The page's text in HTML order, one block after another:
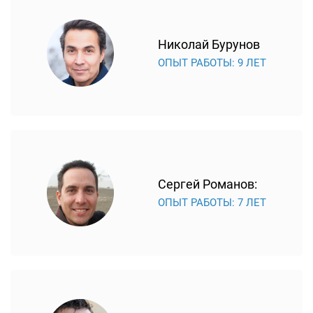
электричества, и от его работы зависит качество
изображения. Модуль питания ломается из-за
перепадов напряжения в сети. Понять, что делать с
модулем питания – чинить или производить замену,
восстанавливается.
Если телевизор работает с ошибками, но все его
элементы исправны, возможны проблемы с
прошивкой. В этом случае лучше обратиться в
Плюсы техники Iiyama
Николай Бурунов
ОПЫТ РАБОТЫ: 9 ЛЕТ
Сергей Романов:
ОПЫТ РАБОТЫ: 7 ЛЕТ